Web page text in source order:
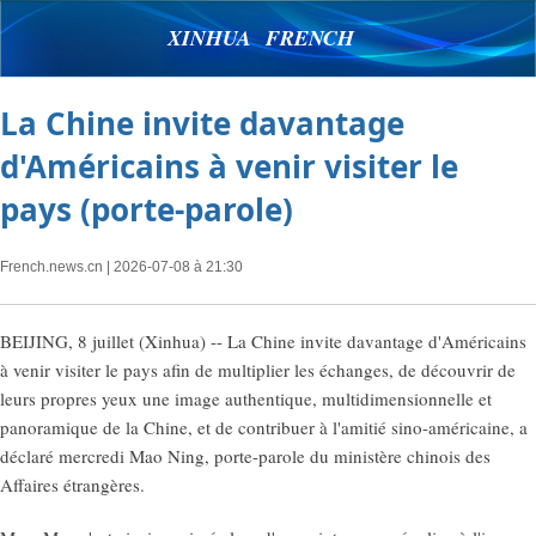
XINHUA FRENCH
La Chine invite davantage
d'Américains à venir visiter le
pays (porte-parole)
French.news.cn | 2026-07-08 à 21:30
BEIJING, 8 juillet (Xinhua) -- La Chine invite davantage d'Américains
à venir visiter le pays afin de multiplier les échanges, de découvrir de
leurs propres yeux une image authentique, multidimensionnelle et
panoramique de la Chine, et de contribuer à l'amitié sino-américaine, a
déclaré mercredi Mao Ning, porte-parole du ministère chinois des
Affaires étrangères.